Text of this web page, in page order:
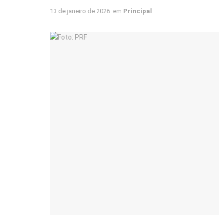
13 de janeiro de 2026 em Principal